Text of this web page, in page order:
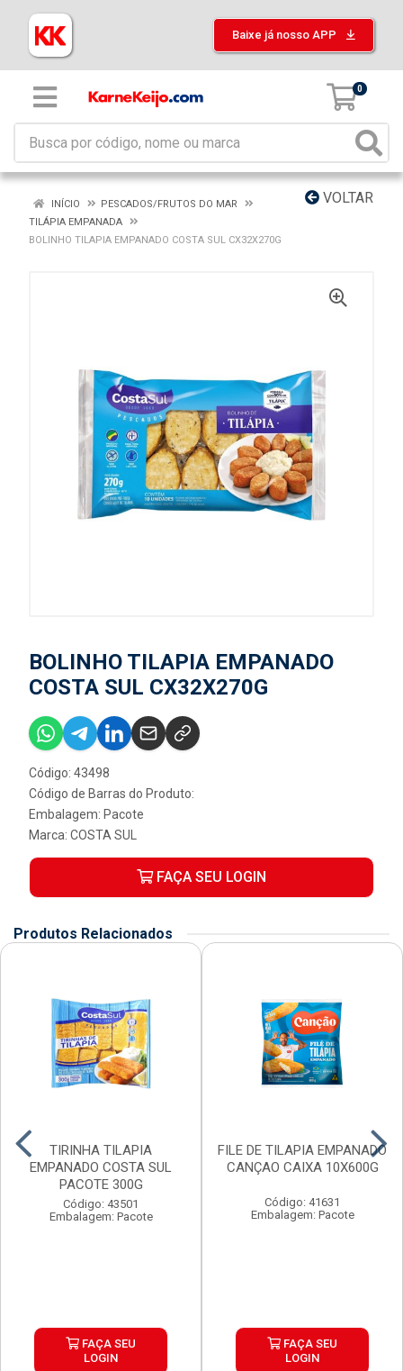
Baixe já nosso APP
0
VOLTAR
INÍCIO
PESCADOS/FRUTOS DO MAR
TILÁPIA EMPANADA
BOLINHO TILAPIA EMPANADO COSTA SUL CX32X270G
BOLINHO TILAPIA EMPANADO
COSTA SUL CX32X270G
Código: 43498
Código de Barras do Produto:
Embalagem: Pacote
Marca: COSTA SUL
FAÇA SEU LOGIN
Produtos Relacionados
TIRINHA TILAPIA
EMPANADO COSTA SUL
PACOTE 300G
Código: 43501
Embalagem: Pacote
FAÇA SEU
LOGIN
FILE DE TILAPIA EMPANADO
CANÇAO CAIXA 10X600G
Código: 41631
Embalagem: Pacote
FAÇA SEU
LOGIN